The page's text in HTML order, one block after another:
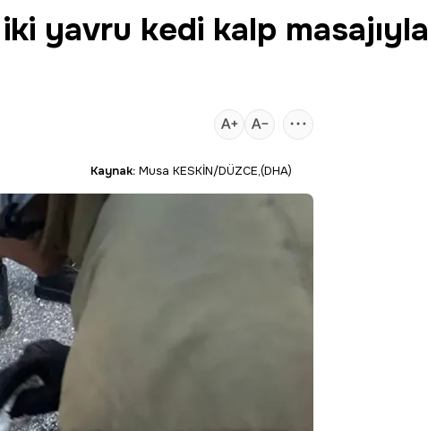
yavru kedi kalp masajıyla
Kaynak: Musa KESKİN/DÜZCE,(DHA)